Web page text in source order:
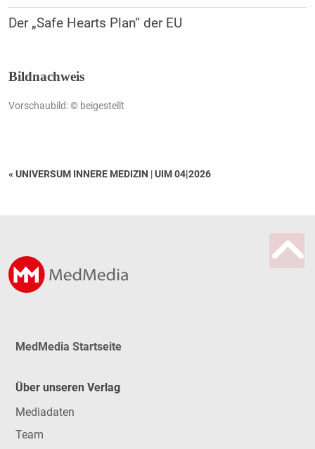
Der „Safe Hearts Plan“ der EU
Bildnachweis
Vorschaubild: © beigestellt
« UNIVERSUM INNERE MEDIZIN |UIM 04|2026
MedMedia Startseite
Über unseren Verlag
Mediadaten
Team